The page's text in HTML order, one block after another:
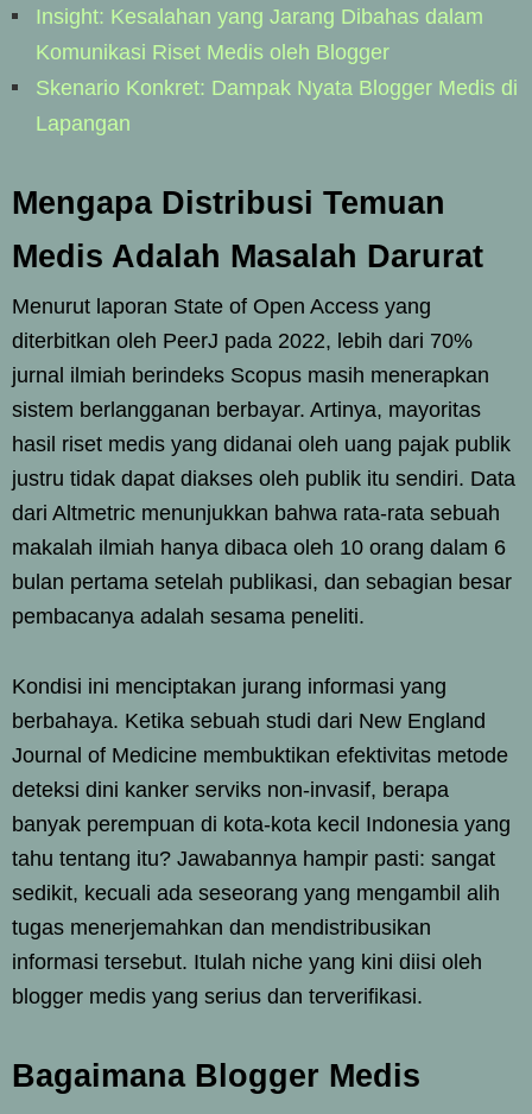
Insight: Kesalahan yang Jarang Dibahas dalam
Komunikasi Riset Medis oleh Blogger
Skenario Konkret: Dampak Nyata Blogger Medis di
Lapangan
Mengapa Distribusi Temuan
Medis Adalah Masalah Darurat
Menurut laporan State of Open Access yang
diterbitkan oleh PeerJ pada 2022, lebih dari 70%
jurnal ilmiah berindeks Scopus masih menerapkan
sistem berlangganan berbayar. Artinya, mayoritas
hasil riset medis yang didanai oleh uang pajak publik
justru tidak dapat diakses oleh publik itu sendiri. Data
dari Altmetric menunjukkan bahwa rata-rata sebuah
makalah ilmiah hanya dibaca oleh 10 orang dalam 6
bulan pertama setelah publikasi, dan sebagian besar
pembacanya adalah sesama peneliti.
Kondisi ini menciptakan jurang informasi yang
berbahaya. Ketika sebuah studi dari New England
Journal of Medicine membuktikan efektivitas metode
deteksi dini kanker serviks non-invasif, berapa
banyak perempuan di kota-kota kecil Indonesia yang
tahu tentang itu? Jawabannya hampir pasti: sangat
sedikit, kecuali ada seseorang yang mengambil alih
tugas menerjemahkan dan mendistribusikan
informasi tersebut. Itulah niche yang kini diisi oleh
blogger medis yang serius dan terverifikasi.
Bagaimana Blogger Medis